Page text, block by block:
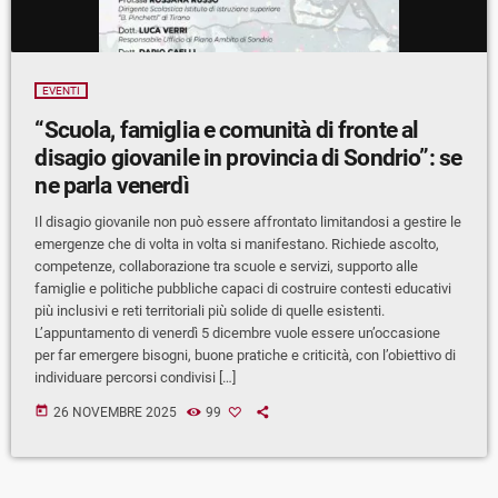
EVENTI
“Scuola, famiglia e comunità di fronte al
disagio giovanile in provincia di Sondrio”: se
ne parla venerdì
Il disagio giovanile non può essere affrontato limitandosi a gestire le
emergenze che di volta in volta si manifestano. Richiede ascolto,
competenze, collaborazione tra scuole e servizi, supporto alle
famiglie e politiche pubbliche capaci di costruire contesti educativi
più inclusivi e reti territoriali più solide di quelle esistenti.
L’appuntamento di venerdì 5 dicembre vuole essere un’occasione
per far emergere bisogni, buone pratiche e criticità, con l’obiettivo di
individuare percorsi condivisi […]
today 26 NOVEMBRE 2025 99